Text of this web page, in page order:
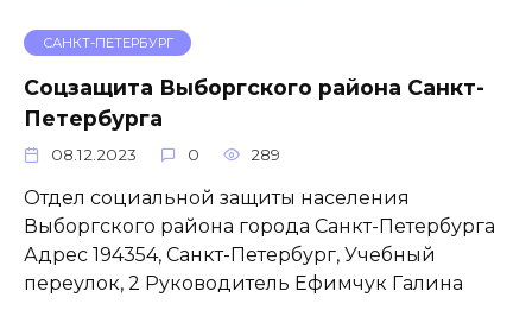
САНКТ-ПЕТЕРБУРГ
Соцзащита Выборгского района Санкт-
Петербурга
08.12.2023 0 289
Отдел социальной защиты населения
Выборгского района города Санкт-Петербурга
Адрес 194354, Санкт-Петербург, Учебный
переулок, 2 Руководитель Ефимчук Галина